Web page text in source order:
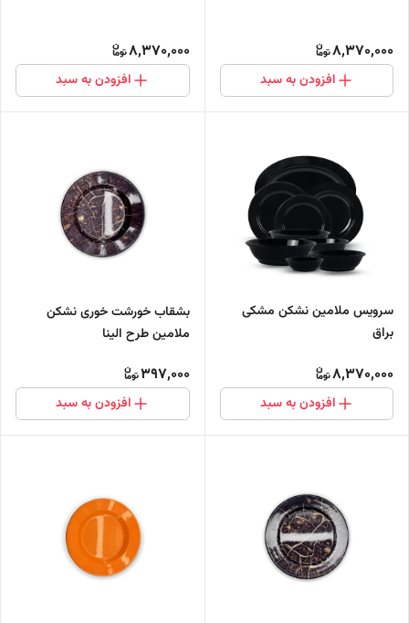
8,370,000
افزودن به سبد
8,370,000
افزودن به سبد
سرویس ملامین نشکن مشکی
براق
8,370,000
افزودن به سبد
بشقاب خورشت خوری نشکن
ملامین طرح الینا
397,000
افزودن به سبد